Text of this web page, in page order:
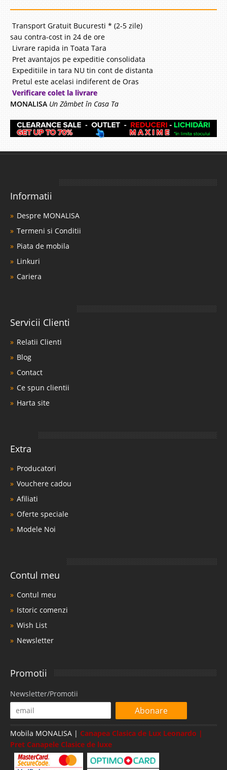
Transport Gratuit Bucuresti * (2-5 zile)
sau contra-cost in 24 de ore
Livrare rapida in Toata Tara
Pret avantajos pe expeditie consolidata
Expeditiile in tara NU tin cont de distanta
Pretul este acelasi indiferent de Oras
Verificare colet la livrare
MONALISA Un Zâmbet în Casa Ta
Informatii
Despre MONALISA
Termeni si Conditii
Piata de mobila
Linkuri
Cariera
Servicii Clienti
Relatii Clienti
Blog
Contact
Ce spun clientii
Harta site
Extra
Producatori
Vouchere cadou
Afiliati
Oferte speciale
Modele Noi
Contul meu
Contul meu
Istoric comenzi
Wish List
Newsletter
Promotii
Newsletter/Promotii
Abonare
Mobila MONALISA | Canapea Clasica de Lux Leonardo |
Pret Canapele Clasice de luxe